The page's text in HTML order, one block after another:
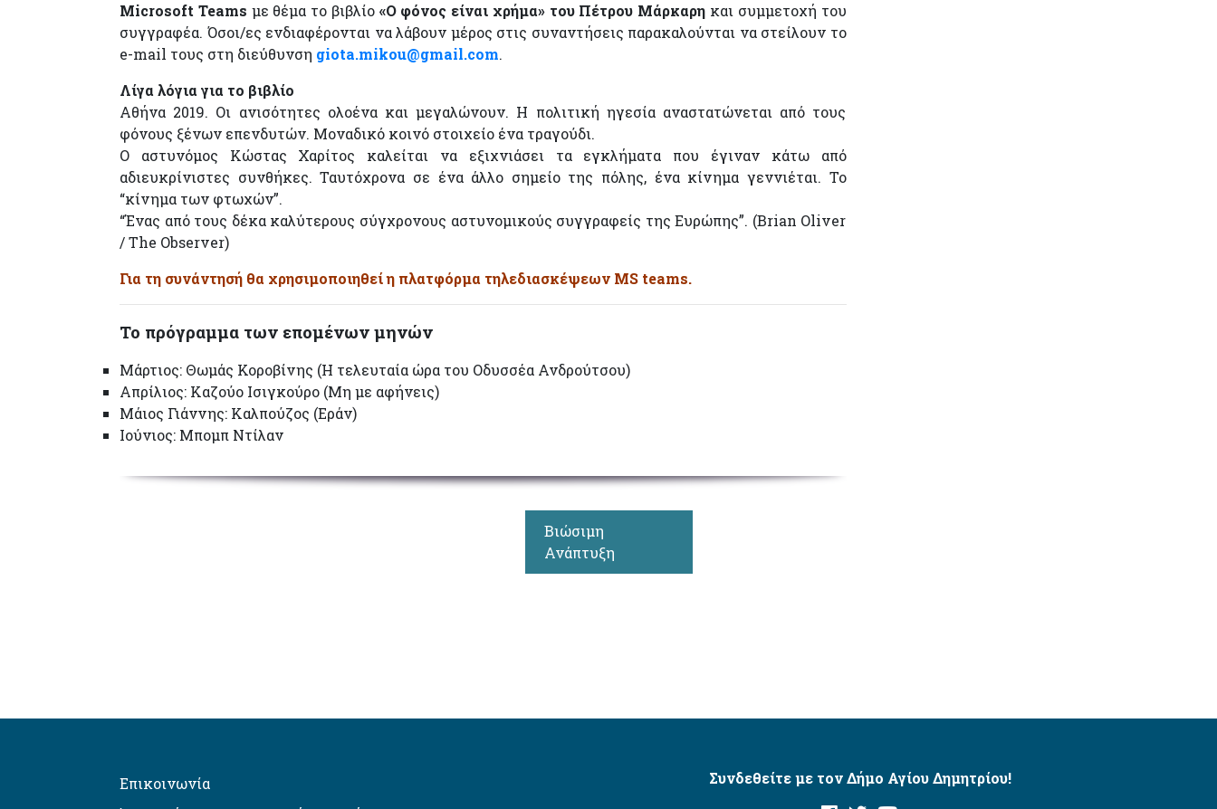
Microsoft Teams με θέμα το βιβλίο «Ο φόνος είναι χρήμα» του Πέτρου Μάρκαρη και συμμετοχή του
συγγραφέα. Όσοι/ες ενδιαφέρονται να λάβουν μέρος στις συναντήσεις παρακαλούνται να στείλουν το
e-mail τους στη διεύθυνση giota.mikou@gmail.com.
Λίγα λόγια για το βιβλίο
Αθήνα 2019. Οι ανισότητες ολοένα και μεγαλώνουν. Η πολιτική ηγεσία αναστατώνεται από τους
φόνους ξένων επενδυτών. Μοναδικό κοινό στοιχείο ένα τραγούδι.
Ο αστυνόμος Κώστας Χαρίτος καλείται να εξιχνιάσει τα εγκλήματα που έγιναν κάτω από
αδιευκρίνιστες συνθήκες. Ταυτόχρονα σε ένα άλλο σημείο της πόλης, ένα κίνημα γεννιέται. Το
“κίνημα των φτωχών”.
“Ένας από τους δέκα καλύτερους σύγχρονους αστυνομικούς συγγραφείς της Ευρώπης”. (Brian Oliver
/ The Observer)
Για τη συνάντησή θα χρησιμοποιηθεί η πλατφόρμα τηλεδιασκέψεων MS teams.
Το πρόγραμμα των επομένων μηνών
Μάρτιος: Θωμάς Κοροβίνης (Η τελευταία ώρα του Οδυσσέα Ανδρούτσου)
Απρίλιος: Καζούο Ισιγκούρο (Μη με αφήνεις)
Μάιος Γιάννης: Καλπούζος (Εράν)
Ιούνιος: Μπομπ Ντίλαν
Βιώσιμη
Ανάπτυξη
Επικοινωνία
Συνδεθείτε με τον Δήμο Αγίου Δημητρίου!